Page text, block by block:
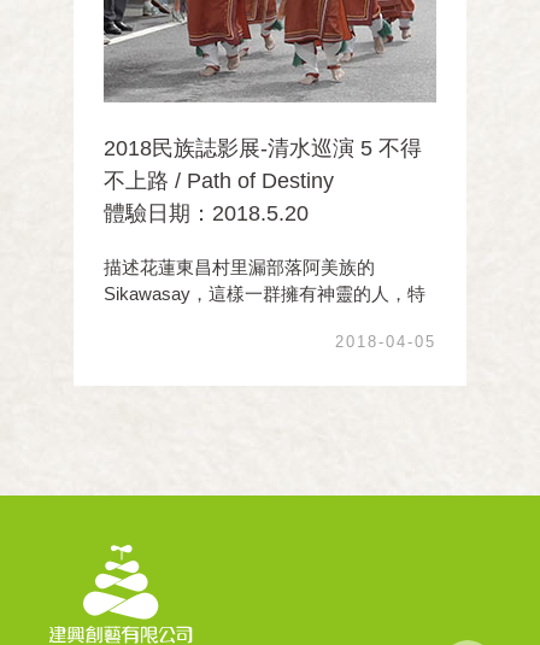
2018民族誌影展-清水巡演 5 不得
不上路 / Path of Destiny
體驗日期：2018.5.20
描述花蓮東昌村里漏部落阿美族的
Sikawasay，這樣一群擁有神靈的人，特
傳統祭儀，在終日與群靈互動的生活中，
2018-04-05